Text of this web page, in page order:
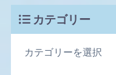
カテゴリー